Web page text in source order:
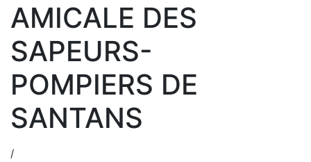
AMICALE DES
SAPEURS-
POMPIERS DE
SANTANS
/